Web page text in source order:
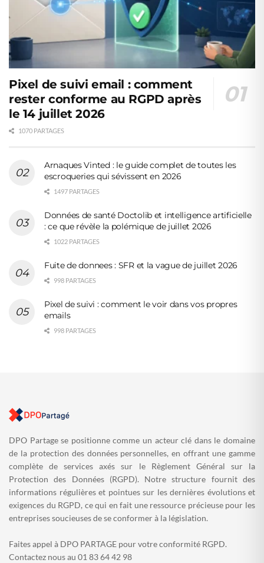
Pixel de suivi email : comment
rester conforme au RGPD après
le 14 juillet 2026
1070 PARTAGES
Arnaques Vinted : le guide complet de toutes les
escroqueries qui sévissent en 2026
1497 PARTAGES
Données de santé Doctolib et intelligence artificielle
: ce que révèle la polémique de juillet 2026
1022 PARTAGES
Fuite de donnees : SFR et la vague de juillet 2026
998 PARTAGES
Pixel de suivi : comment le voir dans vos propres
emails
998 PARTAGES
DPO Partage se positionne comme un acteur clé dans le domaine
de la protection des données personnelles, en offrant une gamme
complète de services axés sur le Règlement Général sur la
Protection des Données (RGPD). Notre structure fournit des
informations régulières et pointues sur les dernières évolutions et
exigences du RGPD, ce qui en fait une ressource précieuse pour les
entreprises soucieuses de se conformer à la législation.
Faites appel à DPO PARTAGE pour votre conformité RGPD.
Contactez nous au 01 83 64 42 98